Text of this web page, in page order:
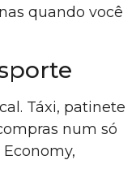
quando você
Táxi, patinete
num só